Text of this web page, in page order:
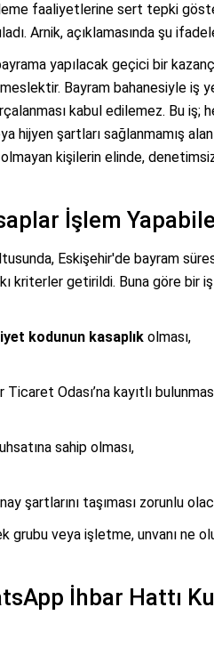
faaliyetlerine sert tepki
Arnik, açıklamasında şu
yapılacak geçici bir
Bayram bahanesiyle iş
kabul edilemez. Bu iş;
hijyen şartları sağlanmamış
olmayan kişilerin elinde,
İşlem
Eskişehir'de bayram
kriterler getirildi. Buna göre bir
kodunun kasaplık olması,
Odası’na kayıtlı
sahip olması,
şartlarını taşıması zorunlu
grubu veya işletme, unvanı ne
İhbar Hattı